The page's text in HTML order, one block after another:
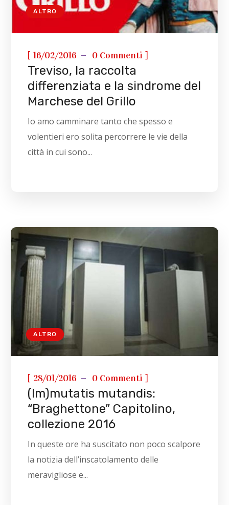
ALTRO
[16/02/2016 0 Commenti ]
Treviso, la raccolta
differenziata e la sindrome del
Marchese del Grillo
Io amo camminare tanto che spesso e
volentieri ero solita percorrere le vie della
città in cui sono...
ALTRO
[ 28/01/2016 0 Commenti ]
(Im)mutatis mutandis:
“Braghettone” Capitolino,
collezione 2016
In queste ore ha suscitato non poco scalpore
la notizia dell’inscatolamento delle
meravigliose e...